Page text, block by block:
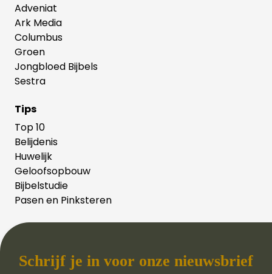
Adveniat
Ark Media
Columbus
Groen
Jongbloed Bijbels
Sestra
Tips
Top 10
Belijdenis
Huwelijk
Geloofsopbouw
Bijbelstudie
Pasen en Pinksteren
Schrijf je in voor onze nieuwsbrief